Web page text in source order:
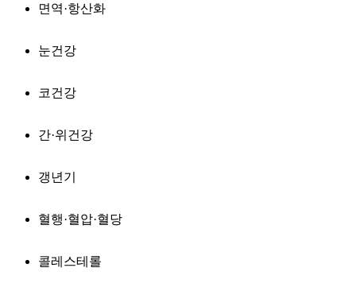
면역·항산화
눈건강
코건강
간·위건강
갱년기
혈행·혈압·혈당
콜레스테롤